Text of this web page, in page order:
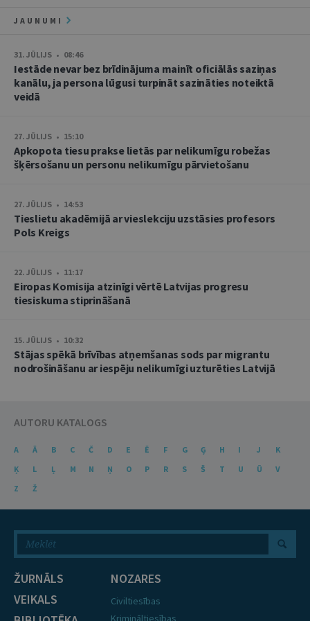
JAUNUMI
31. JŪLIJS • 08:46
Iestāde nevar bez brīdinājuma mainīt oficiālās saziņas
kanālu, ja persona lūgusi turpināt sazināties noteiktā
veidā
27. JŪLIJS • 15:10
Apkopota tiesu prakse lietās par nelikumīgu robežas
šķērsošanu un personu nelikumīgu pārvietošanu
27. JŪLIJS • 14:53
Tieslietu akadēmijā ar vieslekciju uzstāsies profesors
Pols Kreigs
22. JŪLIJS • 11:17
Eiropas Komisija atzinīgi vērtē Latvijas progresu
tiesiskuma stiprināšanā
15. JŪLIJS • 10:32
Stājas spēkā brīvības atņemšanas sods par migrantu
nodrošināšanu ar iespēju nelikumīgi uzturēties Latvijā
AUTORU KATALOGS
A Ā B C Č D E Ē F G Ģ H I J
K
Ķ
L Ļ M N Ņ O P R S Š T U Ū
V
Z
Ž
ŽURNĀLS
VEIKALS
NOZARES
Civiltiesības
Krimināltiesības